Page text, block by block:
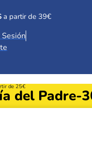
a partir de 39€
Sesión
de 25€
del Padre-